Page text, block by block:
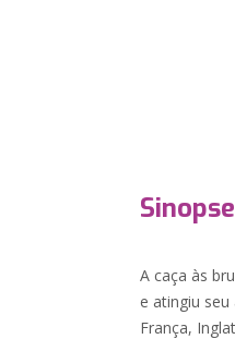
Sinopse
A caça às
e atingiu seu
França,